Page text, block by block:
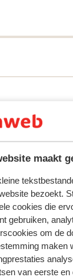
maakt
bezoekt.
cookies die
gebruiken,
om de
maken
van eerste
met ons
My let
med
My let
med